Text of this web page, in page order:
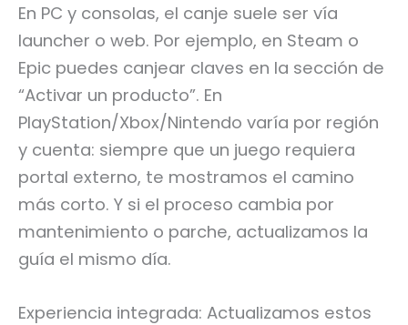
En PC y consolas, el canje suele ser vía
launcher o web. Por ejemplo, en Steam o
Epic puedes canjear claves en la sección de
“Activar un producto”. En
PlayStation/Xbox/Nintendo varía por región
y cuenta: siempre que un juego requiera
portal externo, te mostramos el camino
más corto. Y si el proceso cambia por
mantenimiento o parche, actualizamos la
guía el mismo día.
Experiencia integrada: Actualizamos estos